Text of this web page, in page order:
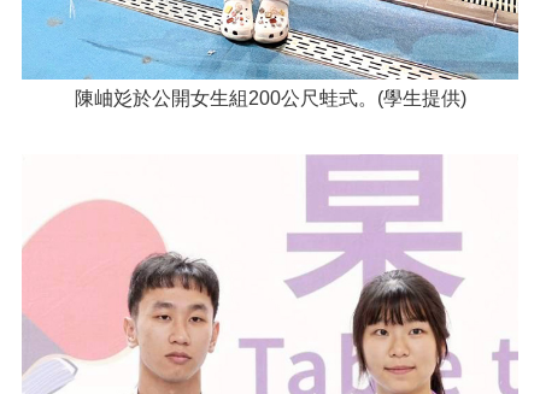
陳岫彣於公開女生組200公尺蛙式。(學生提供)